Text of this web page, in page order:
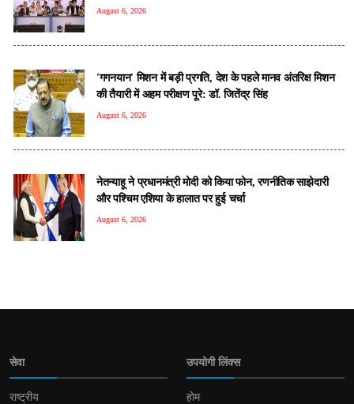
August 6, 2026
'गगनयान' मिशन में बड़ी प्रगति, देश के पहले मानव अंतरिक्ष मिशन
की तैयारी में अहम परीक्षण पूरे: डॉ. जितेंद्र सिंह
August 6, 2026
नेतन्याहू ने प्रधानमंत्री मोदी को क‍िया फोन, रणनीतिक साझेदारी
और पश्चिम एशिया के हालात पर हुई चर्चा
August 6, 2026
सेवा
राष्ट्रीय
उपयोगी लिंक्स
होम